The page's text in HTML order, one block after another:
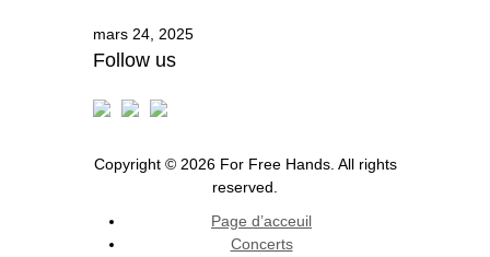
mars 24, 2025
Follow us
Copyright © 2026 For Free Hands. All rights
reserved.
Page d’acceuil
Concerts